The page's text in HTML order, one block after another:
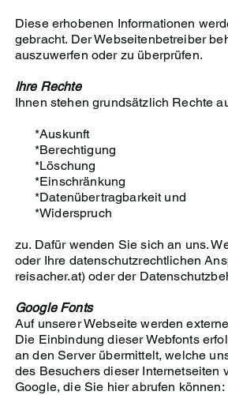
Diese erhobenen Informationen
gebracht. Der Webseitenbetreiber
auszuwerfen oder zu überprüfen.
Ihre Rechte
Ihnen stehen grundsätzlich Rechte
*Auskunft
*Berechtigung
*Löschung
*Einschränkung
*Datenübertragbarkeit und
*Widerspruch
zu. Dafür wenden Sie sich an uns.
oder Ihre datenschutzrechtlichen
reisacher.at) oder der
Google Fonts
Auf unserer Webseite werden
Die Einbindung dieser Webfonts
an den Server übermittelt, welche
des Besuchers dieser Internetseiten
Google, die Sie hier abrufen können: